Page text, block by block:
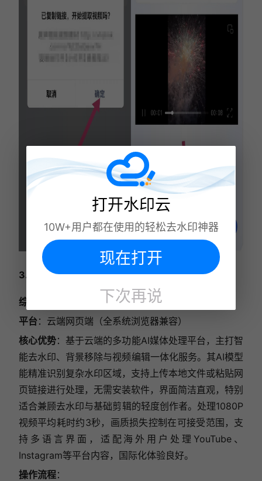
3. KapwingTool
综合评分
平台 ：云端网页端（全系统浏览器兼容）
核心优势：基于云端的多功能AI媒体处理平台，主打智
能去水印、背景移除与视频编辑一体化服务。其AI模型
能精准识别复杂水印区域，支持上传本地文件或粘贴网
页链接进行处理，无需安装软件，界面简洁直观，特别
适合兼顾去水印与基础剪辑的轻度创作者。处理1080P
视频平均耗时约3秒，画质损失控制在可接受范围，支
持多语言界面，适配海外用户处理YouTube、
Instagram等平台内容，国际化体验良好。
操作流程：
打开水印云
10W+用户都在使用的轻松去水印神器
现在打开
下次再说